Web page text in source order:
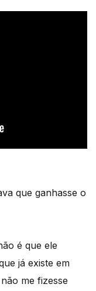
que ganhasse o
é que ele
já existe em
me fizesse